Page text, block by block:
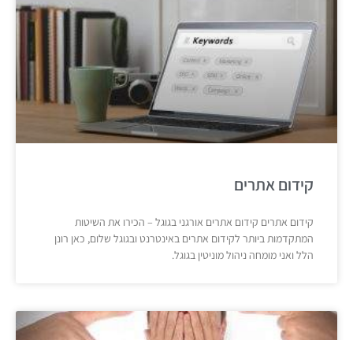
קידום אתרים
קידום אתרים קידום אתרים אורגני בגוגל – הכירו את השיטות
המתקדמות ביותר לקידום אתרים באינטרנט ובגוגל שלום, כאן רונן
הלל ואני מומחה ניהול מוניטין בגוגל.